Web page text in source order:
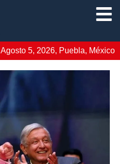
Agosto 5, 2026, Puebla, México